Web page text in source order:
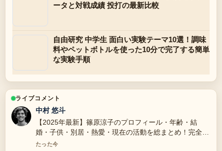
ータと対戦成績 投打の最新比較
自由研究 中学生 面白い実験テーマ10選！調味
料やペットボトルを使った10分で完了する簡単
な実験手順
ライブコメント
中村 悠斗
【2025年最新】篠原涼子のプロフィール・年齢・結
婚・子供・別居・熱愛・現在の活動を総まとめ！完全版
の背景説明が助かります。ライブ更新を続けてくださ
たった今